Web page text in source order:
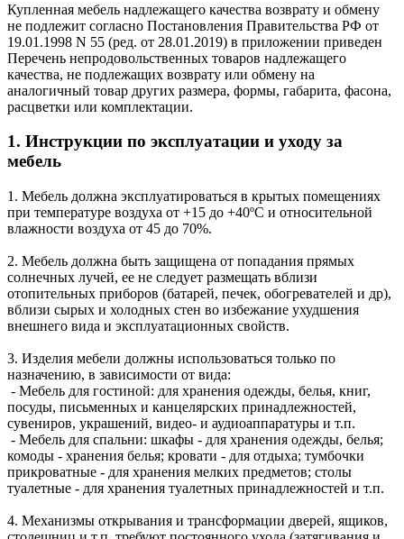
Купленная мебель надлежащего качества возврату и обмену
не подлежит согласно Постановления Правительства РФ от
19.01.1998 N 55 (ред. от 28.01.2019) в приложении приведен
Перечень непродовольственных товаров надлежащего
качества, не подлежащих возврату или обмену на
аналогичный товар других размера, формы, габарита, фасона,
расцветки или комплектации.
1. Инструкции по эксплуатации и уходу за
мебель
1. Мебель должна эксплуатироваться в крытых помещениях
при температуре воздуха от +15 до +40ºС и относительной
влажности воздуха от 45 до 70%.
2. Мебель должна быть защищена от попадания прямых
солнечных лучей, ее не следует размещать вблизи
отопительных приборов (батарей, печек, обогревателей и др),
вблизи сырых и холодных стен во избежание ухудшения
внешнего вида и эксплуатационных свойств.
3. Изделия мебели должны использоваться только по
назначению, в зависимости от вида:
- Мебель для гостиной: для хранения одежды, белья, книг,
посуды, письменных и канцелярских принадлежностей,
сувениров, украшений, видео- и аудиоаппаратуры и т.п.
- Мебель для спальни: шкафы - для хранения одежды, белья;
комоды - хранения белья; кровати - для отдыха; тумбочки
прикроватные - для хранения мелких предметов; столы
туалетные - для хранения туалетных принадлежностей и т.п.
4. Механизмы открывания и трансформации дверей, ящиков,